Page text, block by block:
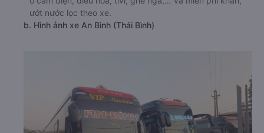
ướt nước lọc theo xe.
b. Hình ảnh xe An Bình (Thái Bình)